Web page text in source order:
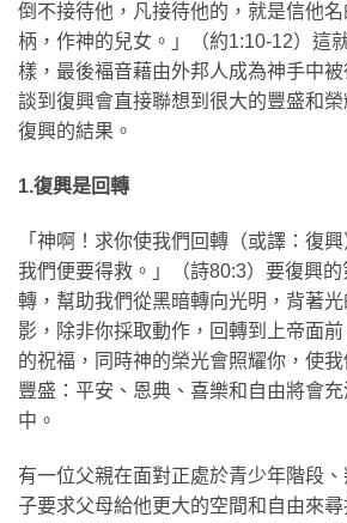
倒不接待他，凡接待他的，就是信他
柄，作神的兒女。」（約1:10-12）這
樣，最後褔音藉由外邦人成為神手中
談到復興會直接聯想到很大的豐盛和
復興的結果。
1.復興是回轉
「神啊！求你使我們回轉（或譯：復
我們便要得救。」（詩80:3）要復興
轉，幫助我們從黑暗轉向光明，背著
影，除非你採取動作，回轉到上帝面
的祝福，同時神的榮光會照耀你，使
豐盛：平安、恩典、喜樂和自由將會
中。
有一位父親在面對正處於青少年階段
子要求父母給他更大的空間和自由來